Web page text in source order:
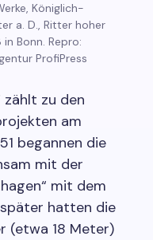
Königlich-
a. D., Ritter hoher
Bonn. Repro:
ProfiPress
zählt zu den
am
begannen die
mit der
mit dem
hatten die
(etwa 18 Meter)